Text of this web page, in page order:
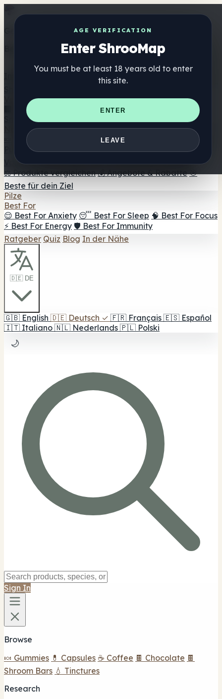
AGE VERIFICATION
Enter ShrooMap
You must be at least 18 years old to enter
this site.
ENTER
LEAVE
Get the ShrooMap app
Better than mobile web — one tap away
Verzeichnis
🏢 Markenverzeichnis
📍 Headshop-Finder
Smartshop-Finder
Nahrungsergänzung
🍬 Pilz-Gummis
💊 Pilz-Kapseln 💧 Pilz-Tinkturen
🫙 Pilz-
☕ Pilz-Kaffee 🍫 Pilz-Schokolade 💨 Mushroom
Vapes 🍫 Shroom Bar Hub 😌 Stimmungs-Gummis
⚖️ Produkte vergleichen 💰 Angebote & Rabatte 🎯
Beste für dein Ziel
Pilze
Best For
😌 Best For Anxiety 😴 Best For Sleep 🧠 Best For Focus
⚡ Best For Energy 🛡️ Best For Immunity
Ratgeber Quiz Blog In der Nähe
🇩🇪 DE
🇬🇧 English 🇩🇪 Deutsch ✓ 🇫🇷 Français 🇪🇸 Español
🇮🇹 Italiano 🇳🇱 Nederlands 🇵🇱 Polski
🌙
Sign In
Browse
🍬 Gummies 💊 Capsules ☕ Coffee 🍫 Chocolate 🍫
Shroom Bars 💧 Tinctures
Research